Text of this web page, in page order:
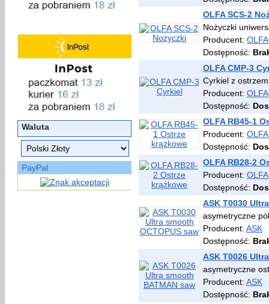
Waluta
PayPal
OLFA SCS-2
Nożyczki
Producent: OLFA
Dostępność:
OLFA CMP-3
Cyrkiel z
Producent: OLFA
Dostępność:
OLFA RB45-1
Producent: OLFA
Dostępność:
OLFA RB28-2
Producent: OLFA
Dostępność:
ASK T0030
asymetryczne
Producent: ASK
Dostępność:
ASK T0026
asymetryczne
Producent: ASK
Dostępność: